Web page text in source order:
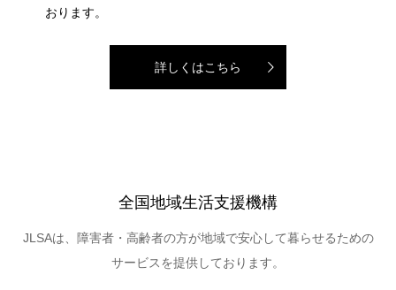
おります。
詳しくはこちら
全国地域生活支援機構
JLSAは、障害者・高齢者の方が地域で安心して暮らせるための
サービスを提供しております。